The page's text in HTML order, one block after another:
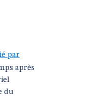
par
après
du